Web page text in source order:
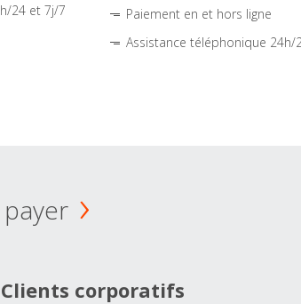
24 et 7j/7
Paiement en et hors ligne
Assistance téléphonique 24h/
Clients corporatifs